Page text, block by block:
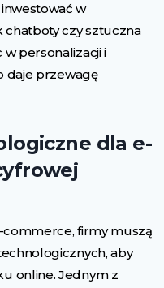
w
chatboty czy sztuczna
personalizacji i
daje przewagę
dla e-
firmy muszą
aby
online. Jednym z